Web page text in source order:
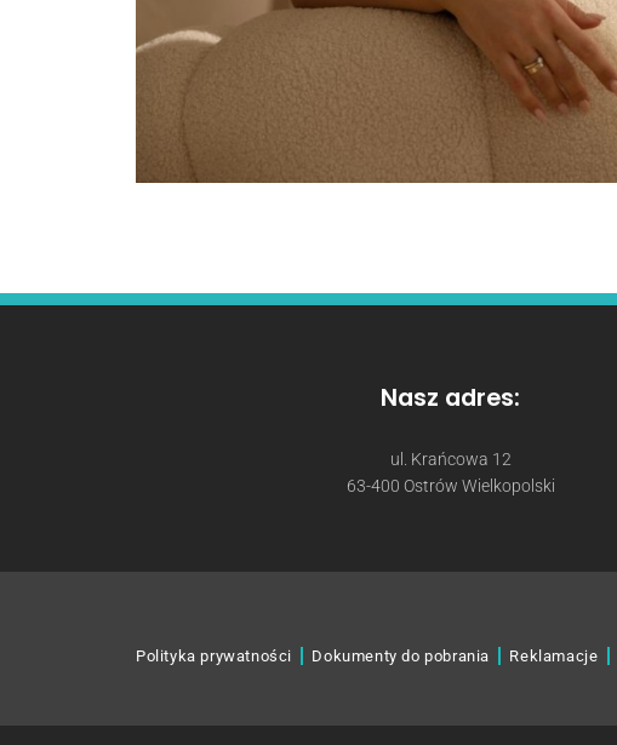
Nasz adres:
ul. Krańcowa 12
63-400 Ostrów Wielkopolski
Polityka prywatności Dokumenty do pobrania Reklamacje